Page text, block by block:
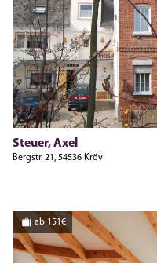
Steuer, Axel
Bergstr. 21, 54536 Kröv
ab 151€